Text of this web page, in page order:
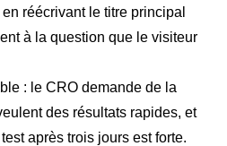
réécrivant le titre principal
à la question que le visiteur
: le CRO demande de la
des résultats rapides, et
après trois jours est forte.